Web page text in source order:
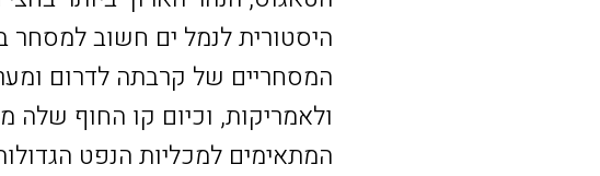
היסטורית לנמל ים חשוב למסחר
המסחריים של קרבתה לדרום
ולאמריקות, וכיום קו החוף שלה
המתאימים למכליות הנפט